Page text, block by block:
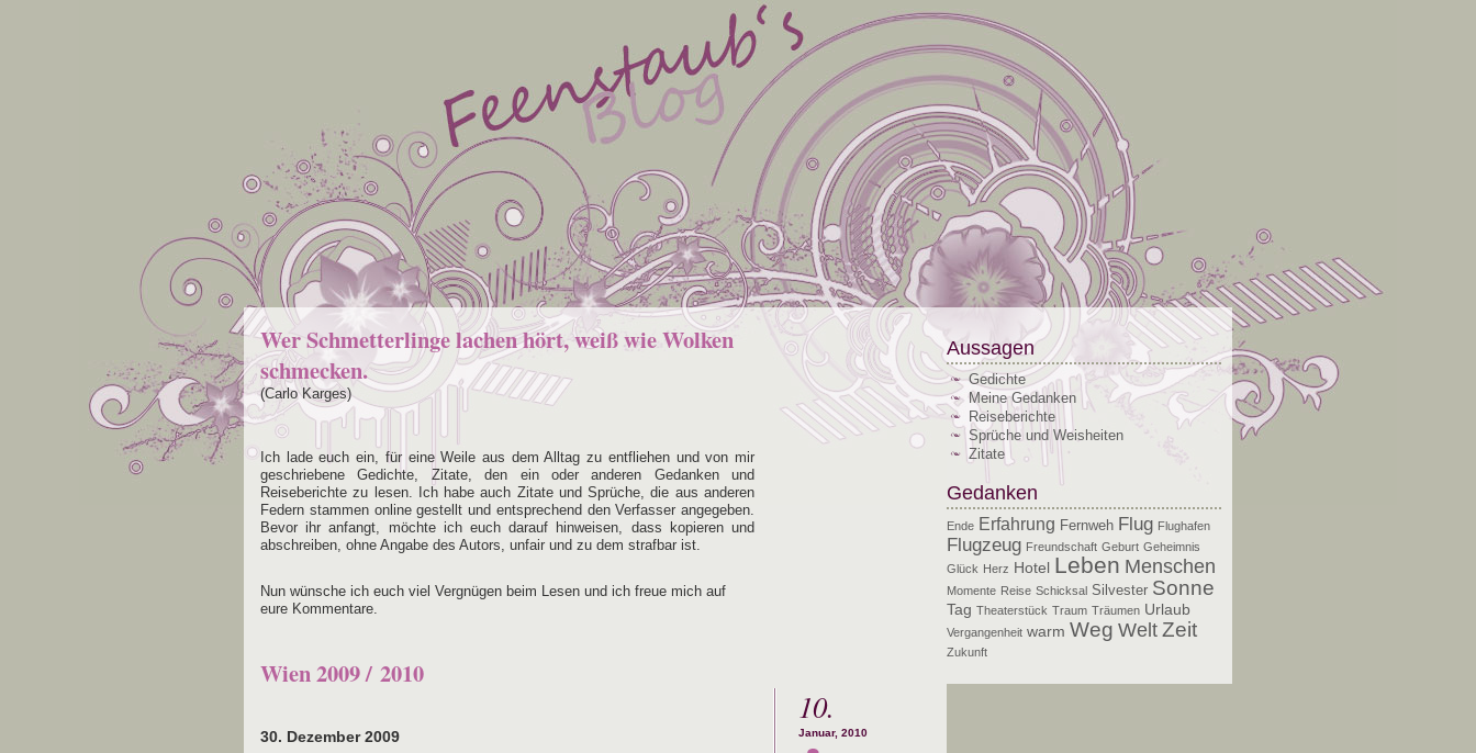
Wer Schmetterlinge lachen hört, weiß wie Wolken
schmecken.
(Carlo Karges)
Ich lade euch ein, für eine Weile aus dem Alltag zu entfliehen und von mir
geschriebene Gedichte, Zitate, den ein oder anderen Gedanken und
Reiseberichte zu lesen. Ich habe auch Zitate und Sprüche, die aus anderen
Federn stammen online gestellt und entsprechend den Verfasser angegeben.
Bevor ihr anfangt, möchte ich euch darauf hinweisen, dass kopieren und
abschreiben, ohne Angabe des Autors, unfair und zu dem strafbar ist.
Nun wünsche ich euch viel Vergnügen beim Lesen und ich freue mich auf
eure Kommentare.
Wien 2009 / 2010
10.
Januar, 2010
30. Dezember 2009
Aussagen
Gedichte
Meine Gedanken
Reiseberichte
Sprüche und Weisheiten
Zitate
Gedanken
Ende Erfahrung Fernweh Flug Flughafen
Flugzeug Freundschaft Geburt Geheimnis
Glück Herz Hotel Leben Menschen
Momente Reise Schicksal Silvester Sonne
Tag Theaterstück Traum Träumen Urlaub
Vergangenheit warm Weg Welt Zeit
Zukunft